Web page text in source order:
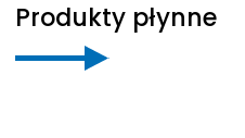
Produkty płynne